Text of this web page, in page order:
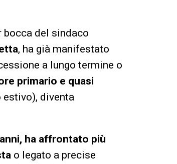
bocca del sindaco
, ha già manifestato
a lungo termine o
primario e quasi
diventa
ha affrontato più
o legato a precise